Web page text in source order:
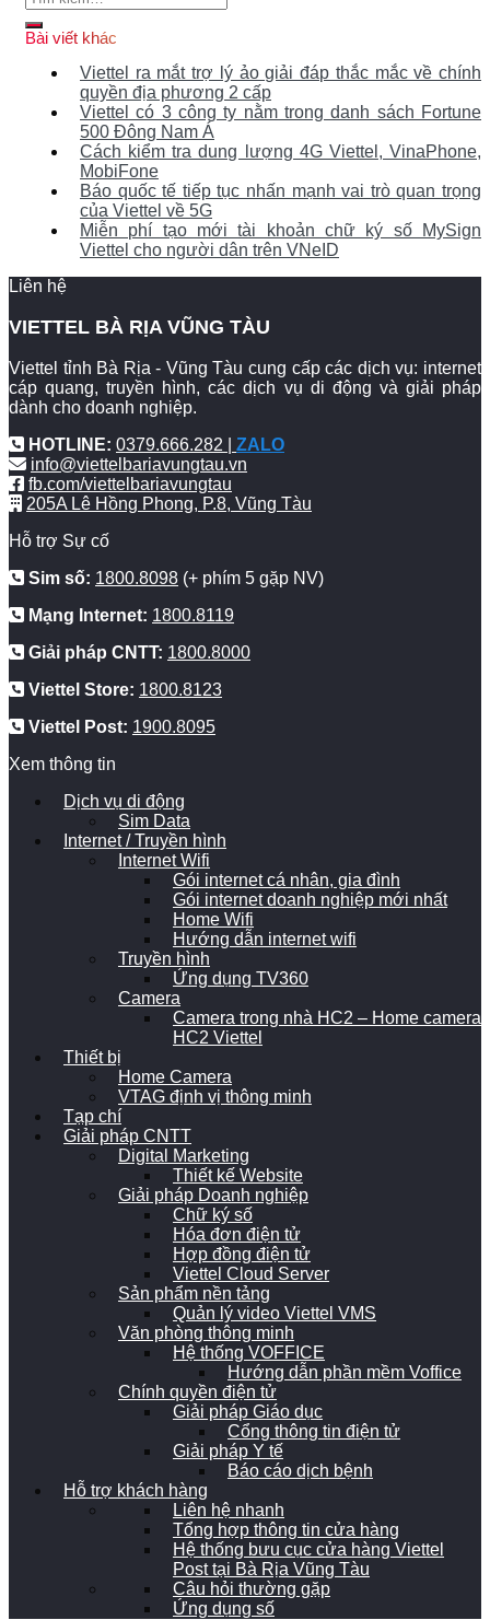
kiếm:
Bài viết khác
Viettel ra mắt trợ lý ảo giải đáp thắc mắc về chính
quyền địa phương 2 cấp
Viettel có 3 công ty nằm trong danh sách Fortune
500 Đông Nam Á
Cách kiểm tra dung lượng 4G Viettel, VinaPhone,
MobiFone
Báo quốc tế tiếp tục nhấn mạnh vai trò quan trọng
của Viettel về 5G
Miễn phí tạo mới tài khoản chữ ký số MySign
Viettel cho người dân trên VNeID
Liên hệ
VIETTEL BÀ RỊA VŨNG TÀU
Viettel tỉnh Bà Rịa - Vũng Tàu cung cấp các dịch vụ: internet
cáp quang, truyền hình, các dịch vụ di động và giải pháp
dành cho doanh nghiệp.
HOTLINE: 0379.666.282 | ZALO
info@viettelbariavungtau.vn
fb.com/viettelbariavungtau
205A Lê Hồng Phong, P.8, Vũng Tàu
Hỗ trợ Sự cố
Sim số: 1800.8098 (+ phím 5 gặp NV)
Mạng Internet: 1800.8119
Giải pháp CNTT: 1800.8000
Viettel Store: 1800.8123
Viettel Post: 1900.8095
Xem thông tin
Dịch vụ di động
Sim Data
Internet / Truyền hình
Internet Wifi
Gói internet cá nhân, gia đình
Gói internet doanh nghiệp mới nhất
Home Wifi
Hướng dẫn internet wifi
Truyền hình
Ứng dụng TV360
Camera
Camera trong nhà HC2 – Home camera
HC2 Viettel
Thiết bị
Home Camera
VTAG định vị thông minh
Tạp chí
Giải pháp CNTT
Digital Marketing
Thiết kế Website
Giải pháp Doanh nghiệp
Chữ ký số
Hóa đơn điện tử
Hợp đồng điện tử
Viettel Cloud Server
Sản phẩm nền tảng
Quản lý video Viettel VMS
Văn phòng thông minh
Hệ thống VOFFICE
Hướng dẫn phần mềm Voffice
Chính quyền điện tử
Giải pháp Giáo dục
Cổng thông tin điện tử
Giải pháp Y tế
Báo cáo dịch bệnh
Hỗ trợ khách hàng
Liên hệ nhanh
Tổng hợp thông tin cửa hàng
Hệ thống bưu cục cửa hàng Viettel
Post tại Bà Rịa Vũng Tàu
Câu hỏi thường gặp
Ứng dụng số